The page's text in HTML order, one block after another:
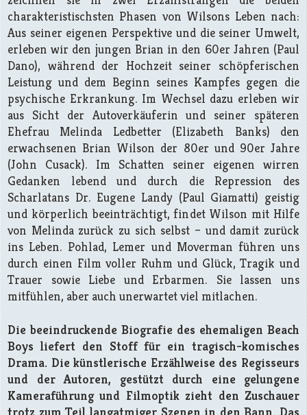
charakteristischsten Phasen von Wilsons Leben nach:
Aus seiner eigenen Perspektive und die seiner Umwelt,
erleben wir den jungen Brian in den 60er Jahren (Paul
Dano), während der Hochzeit seiner schöpferischen
Leistung und dem Beginn seines Kampfes gegen die
psychische Erkrankung. Im Wechsel dazu erleben wir
aus Sicht der Autoverkäuferin und seiner späteren
Ehefrau Melinda Ledbetter (Elizabeth Banks) den
erwachsenen Brian Wilson der 80er und 90er Jahre
(John Cusack). Im Schatten seiner eigenen wirren
Gedanken lebend und durch die Repression des
Scharlatans Dr. Eugene Landy (Paul Giamatti) geistig
und körperlich beeinträchtigt, findet Wilson mit Hilfe
von Melinda zurück zu sich selbst – und damit zurück
ins Leben. Pohlad, Lemer und Moverman führen uns
durch einen Film voller Ruhm und Glück, Tragik und
Trauer sowie Liebe und Erbarmen. Sie lassen uns
mitfühlen, aber auch unerwartet viel mitlachen.
Die beeindruckende Biografie des ehemaligen Beach
Boys liefert den Stoff für ein tragisch-komisches
Drama. Die künstlerische Erzählweise des Regisseurs
und der Autoren, gestützt durch eine gelungene
Kameraführung und Filmoptik zieht den Zuschauer